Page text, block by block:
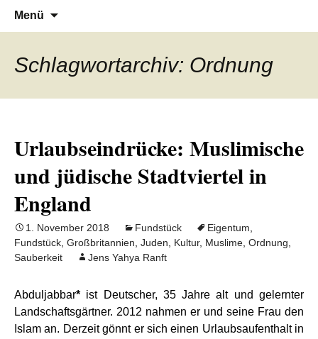
Al-Adala.de
Denn die Gerechtigkeit ist die Grundlage
von allem
Menü
Schlagwortarchiv: Ordnung
Urlaubseindrücke: Muslimische
und jüdische Stadtviertel in
England
1. November 2018 Fundstück Eigentum
Fundstück Großbritannien Juden Kultur, Muslime Ordnung
Sauberkeit
Jens Yahya Ranft
Abduljabbar* ist Deutscher, 35 Jahre alt und gelernter
Landschaftsgärtner. 2012 nahmen er und seine Frau den
Islam an. Derzeit gönnt er sich einen Urlaubsaufenthalt in